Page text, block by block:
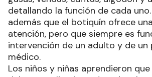
detallando la función de cada
además que el botiquín ofrece
atención, pero que siempre es
intervención de un adulto y de un
médico.
Los niños y niñas aprendieron